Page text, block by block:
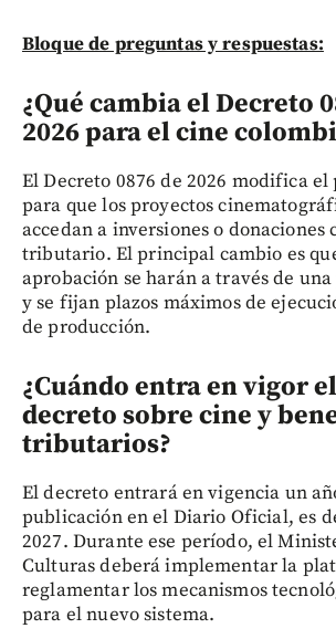
Bloque de preguntas y respuestas:
¿Qué cambia el Decreto
2026 para el cine
El Decreto 0876 de 2026 modifica
para que los proyectos
accedan a inversiones o donaciones
tributario. El principal cambio es
aprobación se harán a través de
y se fijan plazos máximos de
de producción.
¿Cuándo entra en vigor
decreto sobre cine y
tributarios?
El decreto entrará en vigencia un
publicación en el Diario Oficial, es
2027. Durante ese período, el
Culturas deberá implementar la
reglamentar los mecanismos
para el nuevo sistema.